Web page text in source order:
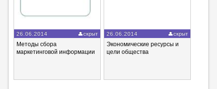
26.06.2014 скрыт
Методы сбора
маркетинговой информации
26.06.2014 скрыт
Экономические ресурсы и
цели общества